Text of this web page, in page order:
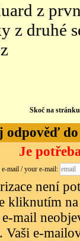
z
z druhé
Skoč na
odpověď
Je
e-mail / your e-mail:
není
kliknutím na
mail
e-